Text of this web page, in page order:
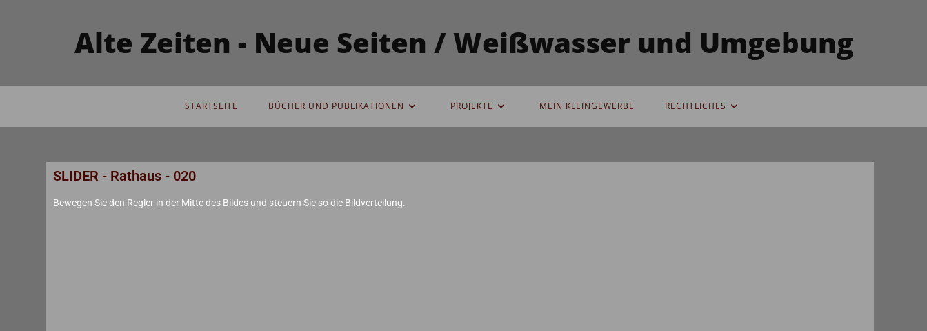
Alte Zeiten - Neue Seiten / Weißwasser und Umgebung
STARTSEITE BÜCHER UND PUBLIKATIONEN PROJEKTE MEIN KLEINGEWERBE RECHTLICHES
SLIDER - Rathaus - 020
Bewegen Sie den Regler in der Mitte des Bildes und steuern Sie so die Bildverteilung.